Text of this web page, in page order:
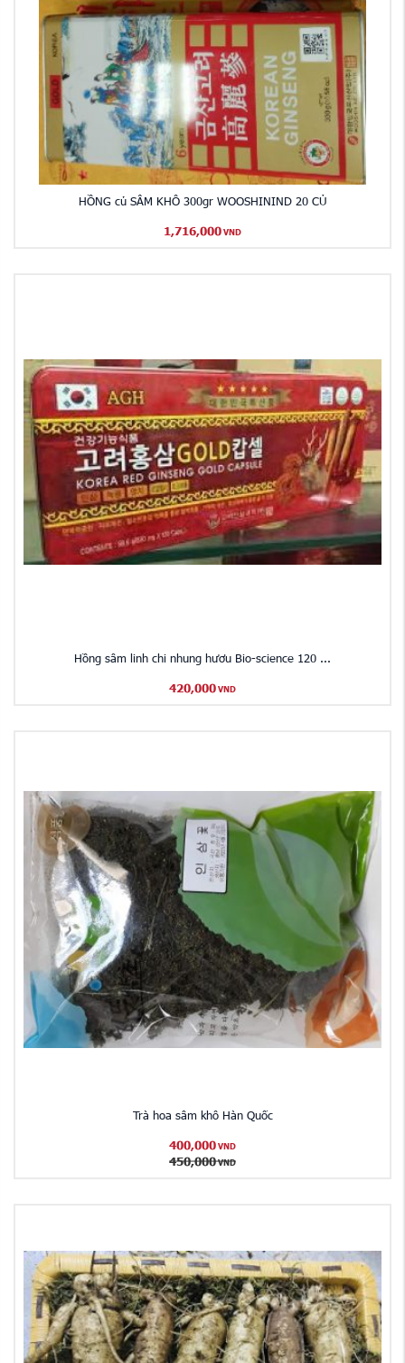
HỒNG củ SÂM KHÔ 300gr WOOSHININD 20 CỦ
1,716,000 VND
Hồng sâm linh chi nhung hươu Bio-science 120 ...
420,000 VND
Trà hoa sâm khô Hàn Quốc
400,000 VND
450,000 VND